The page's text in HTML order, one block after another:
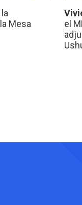
Mesa
el